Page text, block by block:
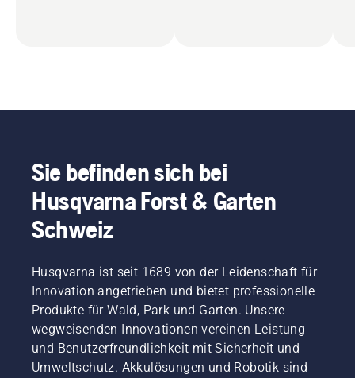
Sie befinden sich bei
Husqvarna Forst & Garten
Schweiz
Husqvarna ist seit 1689 von der Leidenschaft für
Innovation angetrieben und bietet professionelle
Produkte für Wald, Park und Garten. Unsere
wegweisenden Innovationen vereinen Leistung
und Benutzerfreundlichkeit mit Sicherheit und
Umweltschutz. Akkulösungen und Robotik sind